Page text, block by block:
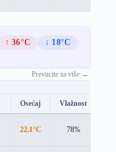
↑ 36°C
↓ 18°C
Prevucite za više →
Osećaj Vlažnost
22.1°C 78%